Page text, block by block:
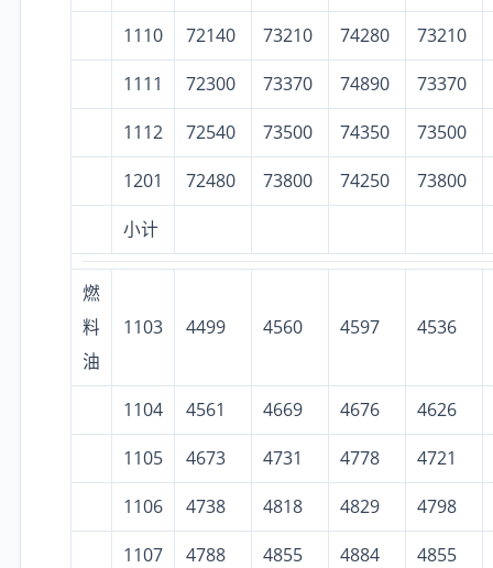
1110
72140 73210 74280
73210
1111
72300 73370 74890
73370
1112
72540 73500 74350
73500
1201
72480 73800 74250
73800
小计
燃
料
油
1103 4499 4560 4597 4536
1104 4561 4669 4676
4626
1105
4673 4731 4778
4721
1106
4738 4818 4829
4798
1107
4788 4855 4884
4855